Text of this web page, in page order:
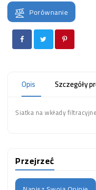
Porównanie
Opis Szczegóły
Siatka na wkłady
Przejrzeć